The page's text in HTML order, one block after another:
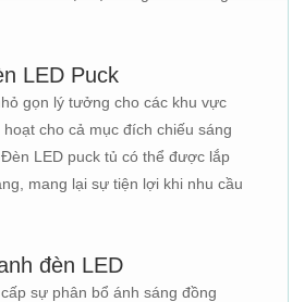
LED Puck
gọn lý tưởng cho các khu vực
cho cả mục đích chiếu sáng
LED puck tủ có thể được lắp
mang lại sự tiện lợi khi nhu cầu
đèn LED
sự phân bổ ánh sáng đồng